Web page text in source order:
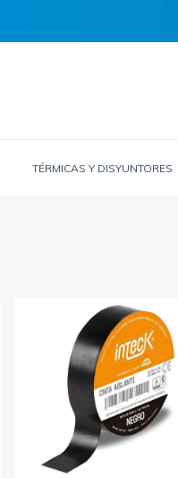
TÉRMICAS Y DISYUNTORES